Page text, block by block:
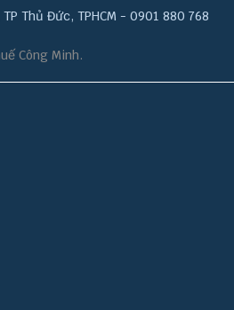
Thủ Đức, TPHCM - 0901 880 768
Công Minh.